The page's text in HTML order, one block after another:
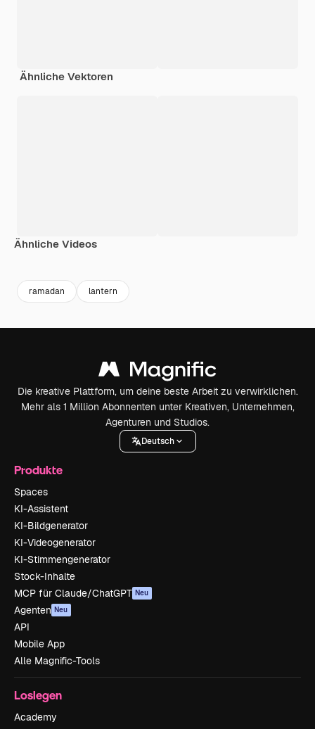
Ähnliche Vektoren
Ähnliche Videos
ramadan lantern
Die kreative Plattform, um deine beste Arbeit zu verwirklichen.
Mehr als 1 Million Abonnenten unter Kreativen, Unternehmen,
Agenturen und Studios.
Deutsch
Produkte
Spaces
KI-Assistent
KI-Bildgenerator
KI-Videogenerator
KI-Stimmengenerator
Stock-Inhalte
MCP für Claude/ChatGPT Neu
Agenten Neu
API
Mobile App
Alle Magnific-Tools
Loslegen
Academy